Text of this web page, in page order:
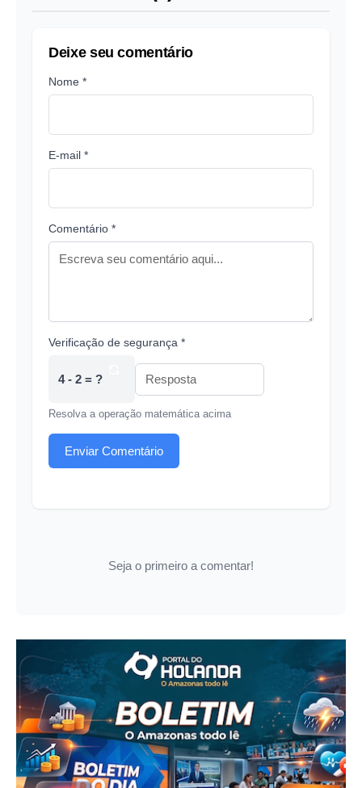
Deixe seu comentário
Nome *
E-mail *
Comentário *
Verificação de segurança *
4 - 2 = ?
Resolva a operação matemática acima
Enviar Comentário
Seja o primeiro a comentar!